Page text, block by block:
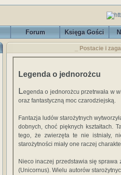
Forum Księga Gości
_ Postacie i
Legenda o jednorożcu
Legenda o jednorożcu przetrwała w
oraz fantastyczną moc czarodziejską.
Fantazja ludów starożytnych
dobnych, choć pięknych kształtach.
tego, że zwierzęta te nie istniały,
starożytności miały one raczej
Nieco inaczej przedstawia się sprawa
(Unicornus). Wielu autorów